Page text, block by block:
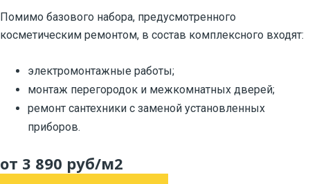
Помимо базового набора, предусмотренного
косметическим ремонтом, в состав комплексного входят:
электромонтажные работы;
монтаж перегородок и межкомнатных дверей;
ремонт сантехники с заменой установленных
приборов.
от 3 890 руб/м2